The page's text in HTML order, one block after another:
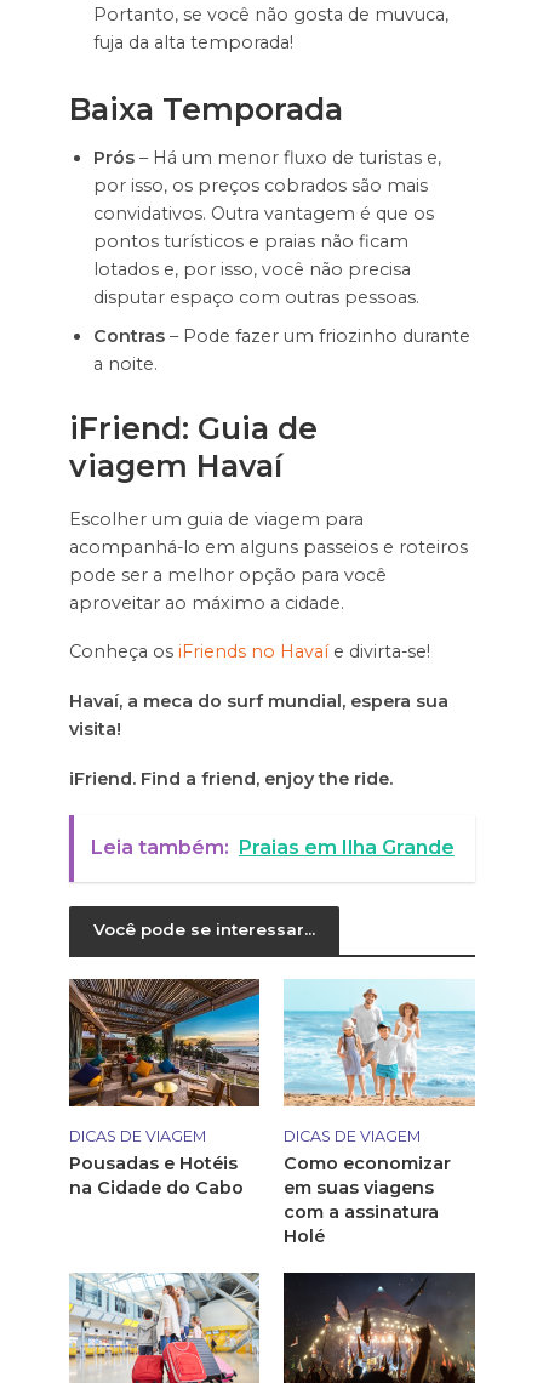
Portanto, se você não gosta de muvuca,
fuja da alta temporada!
Baixa Temporada
Prós – Há um menor fluxo de turistas e,
por isso, os preços cobrados são mais
convidativos. Outra vantagem é que os
pontos turísticos e praias não ficam
lotados e, por isso, você não precisa
disputar espaço com outras pessoas.
Contras – Pode fazer um friozinho durante
a noite.
iFriend: Guia de
viagem Havaí
Escolher um guia de viagem para
acompanhá-lo em alguns passeios e roteiros
pode ser a melhor opção para você
aproveitar ao máximo a cidade.
Conheça os iFriends no Havaíe divirta-se!
Havaí, a meca do surf mundial, espera sua
visita!
iFriend. Find a friend, enjoy the ride.
Leia também: Praias em Ilha Grande
Você pode se interessar...
DICAS DE VIAGEM
Pousadas e Hotéis
na Cidade do Cabo
DICAS DE VIAGEM
Como economizar
em suas viagens
com a assinatura
Holé